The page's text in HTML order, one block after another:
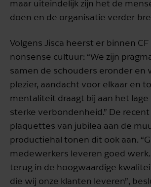
maar uiteindelijk zijn het de
doen en de organisatie verder
Volgens Jisca heerst er binnen
nonsense cultuur: “We zijn
samen de schouders eronder en
plezier, aandacht voor elkaar en
mentaliteit draagt bij aan het
sterke verbondenheid.” De
plaquettes van jubilea aan de
productiehal tonen dit ook aan.
medewerkers leveren goed werk.
terug in de hoogwaardige
die wij onze klanten leveren”,